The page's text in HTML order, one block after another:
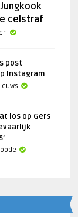
celstraf
post
Instagram
los op Gers